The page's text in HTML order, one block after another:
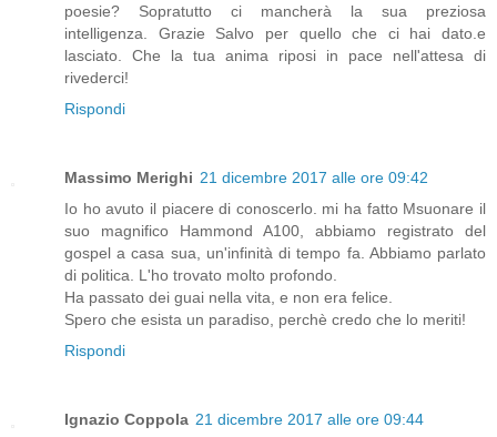
poesie? Sopratutto ci mancherà la sua preziosa
intelligenza. Grazie Salvo per quello che ci hai dato.e
lasciato. Che la tua anima riposi in pace nell'attesa di
rivederci!
Rispondi
Massimo Merighi 21 dicembre 2017 alle ore 09:42
Io ho avuto il piacere di conoscerlo. mi ha fatto Msuonare il
suo magnifico Hammond A100, abbiamo registrato del
gospel a casa sua, un'infinità di tempo fa. Abbiamo parlato
di politica. L'ho trovato molto profondo.
Ha passato dei guai nella vita, e non era felice.
Spero che esista un paradiso, perchè credo che lo meriti!
Rispondi
Ignazio Coppola 21 dicembre 2017 alle ore 09:44